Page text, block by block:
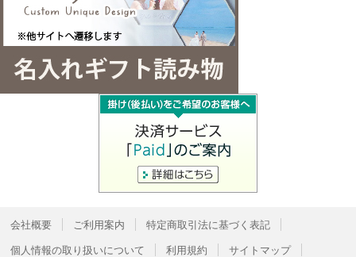
会社概要 ご利用案内
特定商取引法に基づく表記
個人情報の取り扱いについて
利用規約 サイトマップ